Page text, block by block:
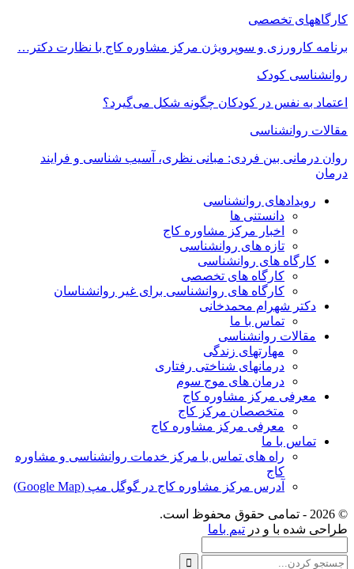
کارگاههای تخصصی
برنامه کارورزی و سوپرویژن مرکز مشاوره کاج با نظارت دکتر…
روانشناسی کودک
اعتماد به‌ نفس در کودکان چگونه شکل می‌گیرد؟
مقالات روانشناسی
روان درمانی بین فردی: مبانی نظری، آسیب شناسی و فرایند
درمان
رویدادهای روانشناسی
دانستنی ها
اخبار مرکز مشاوره کاج
تازه های روانشناسی
کارگاه های روانشناسی
کارگاه های تخصصی
کارگاه های روانشناسی برای غیر روانشناسان
دکتر شهرام محمدخانی
تماس با ما
مقالات روانشناسی
مهارتهای زندگی
درمانهای شناختی رفتاری
درمان های موج سوم
معرفی مرکز مشاوره کاج
متخصصان مرکز کاج
معرفی مرکز مشاوره کاج
تماس با ما
راه های تماس با مرکز خدمات روانشناسی و مشاوره
کاج
آدرس مرکز مشاوره کاج در گوگل مپ (Google Map)
© 2026 - تمامی حقوق محفوظ است.
طراحی شده با و در تیم باما